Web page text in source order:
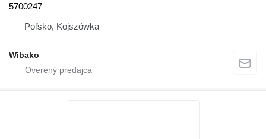
5700247
Poľsko, Kojszówka
Wibako